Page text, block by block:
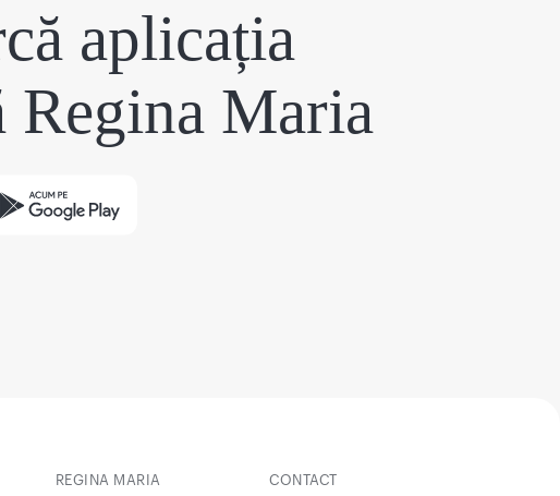
aplicația
Regina Maria
CONTACT
REGINA MARIA